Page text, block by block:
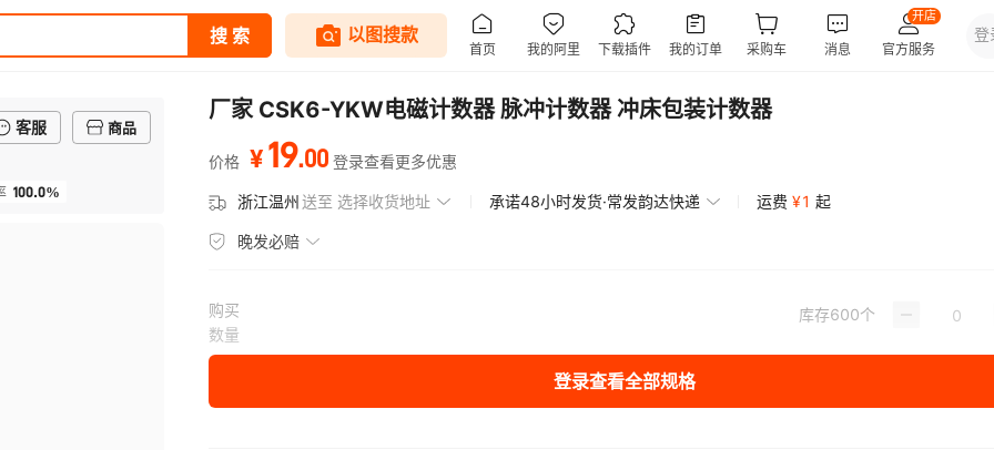
客服 商品
100.0%
厂家 CSK6-YKW电磁计数器 脉冲计数器 冲床包装计数器
价格 ¥19.00 登录查看更多优惠
浙江温州送至 选择收货地址 承诺48小时发货·常发韵达快递 运费 ¥1 起
晚发必赔
购买
数量
库存600个
登录查看全部规格